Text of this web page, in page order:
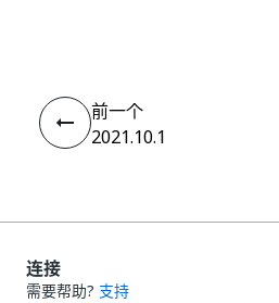
前一个
2021.10.1
连接
需要帮助? 支持